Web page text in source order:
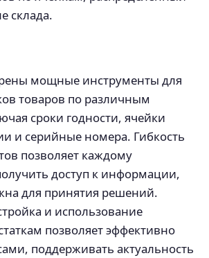
склада.
мощные инструменты для
товаров по различным
сроки годности, ячейки
и серийные номера. Гибкость
позволяет каждому
доступ к информации,
для принятия решений.
и использование
позволяет эффективно
поддерживать актуальность